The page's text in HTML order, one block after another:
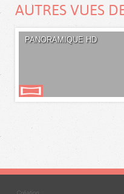
AUTRES VUES
PANORAMIQUE HD